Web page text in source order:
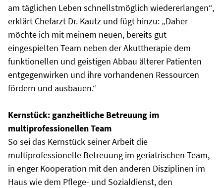
am täglichen Leben schnellstmöglich wiedererlangen“,
erklärt Chefarzt Dr. Kautz und fügt hinzu: „Daher
möchte ich mit meinem neuen, bereits gut
eingespielten Team neben der Akuttherapie dem
funktionellen und geistigen Abbau älterer Patienten
entgegenwirken und ihre vorhandenen Ressourcen
fördern und ausbauen.“
Kernstück: ganzheitliche Betreuung im
multiprofessionellen Team
So sei das Kernstück seiner Arbeit die
multiprofessionelle Betreuung im geriatrischen Team,
in enger Kooperation mit den anderen Disziplinen im
Haus wie dem Pflege- und Sozialdienst, den